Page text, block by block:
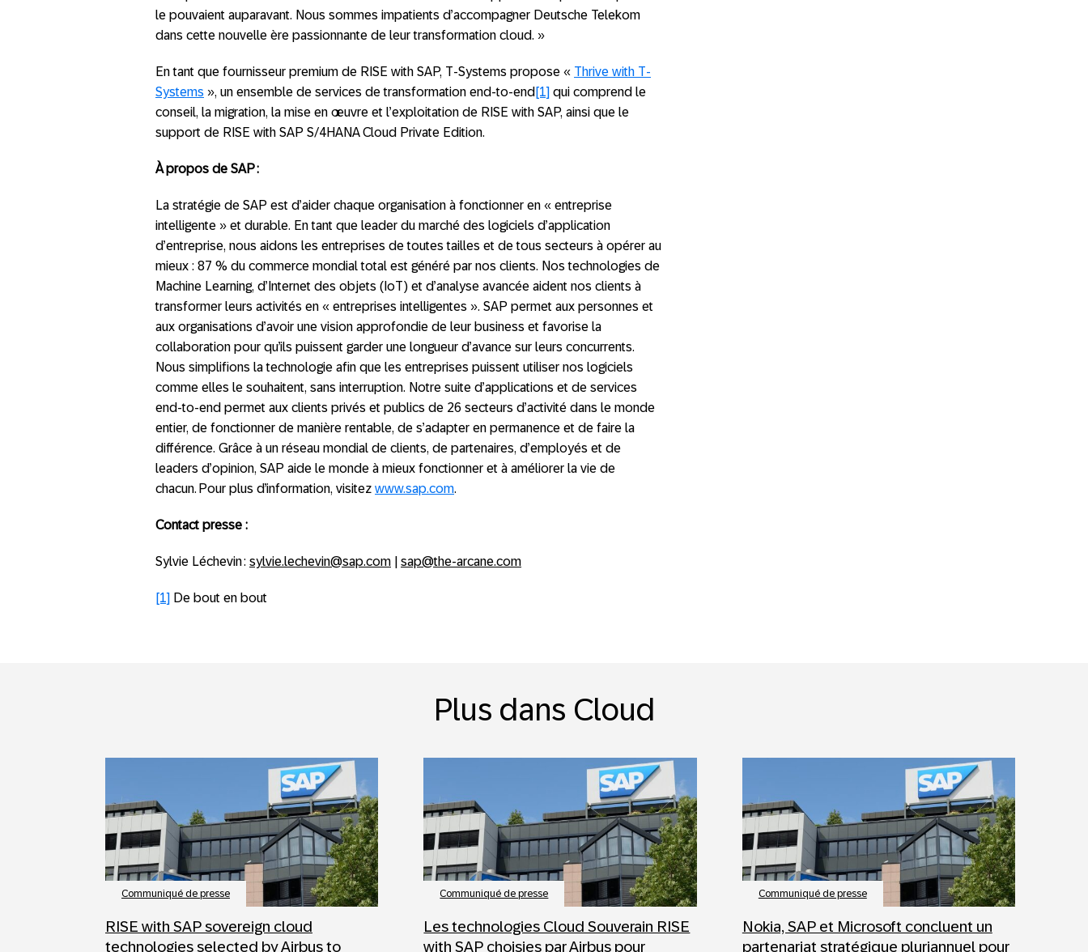
le pouvaient auparavant. Nous sommes impatients d’accompagner Deutsche Telekom
dans cette nouvelle ère passionnante de leur transformation cloud. »
En tant que fournisseur premium de RISE with SAP, T-Systems propose « Thrive with T-
Systems », un ensemble de services de transformation end-to-end [1] qui comprend le
conseil, la migration, la mise en œuvre et l’exploitation de RISE with SAP, ainsi que le
support de RISE with SAP S/4HANA Cloud Private Edition.
À propos de SAP :
La stratégie de SAP est d’aider chaque organisation à fonctionner en « entreprise
intelligente » et durable. En tant que leader du marché des logiciels d’application
d’entreprise, nous aidons les entreprises de toutes tailles et de tous secteurs à opérer au
mieux : 87 % du commerce mondial total est généré par nos clients. Nos technologies de
Machine Learning, d’Internet des objets (IoT) et d’analyse avancée aident nos clients à
transformer leurs activités en « entreprises intelligentes ». SAP permet aux personnes et
aux organisations d’avoir une vision approfondie de leur business et favorise la
collaboration pour qu’ils puissent garder une longueur d’avance sur leurs concurrents.
Nous simplifions la technologie afin que les entreprises puissent utiliser nos logiciels
comme elles le souhaitent, sans interruption. Notre suite d’applications et de services
end-to-end permet aux clients privés et publics de 26 secteurs d’activité dans le monde
entier, de fonctionner de manière rentable, de s’adapter en permanence et de faire la
différence. Grâce à un réseau mondial de clients, de partenaires, d’employés et de
leaders d’opinion, SAP aide le monde à mieux fonctionner et à améliorer la vie de
chacun. Pour plus d’information, visitez www.sap.com.
Contact presse :
Sylvie Léchevin : sylvie.lechevin@sap.com sap@the-arcane.com
[1] De bout en bout
Plus dans Cloud
Communiqué de presse
RISE with SAP sovereign cloud
technologies selected by Airbus to
Communiqué de presse
Les technologies Cloud Souverain RISE
with SAP choisies par Airbus pour
Communiqué de presse
Nokia, SAP et Microsoft concluent un
partenariat stratégique pluriannuel pour